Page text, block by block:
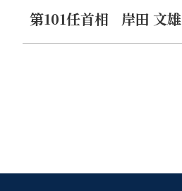
第101任首相
岸田 文雄